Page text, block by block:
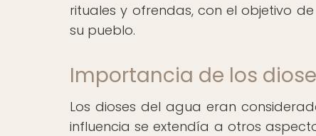
rituales y ofrendas, con el objetivo
su pueblo.
Importancia de los
Los dioses del agua eran
influencia se extendía a otros